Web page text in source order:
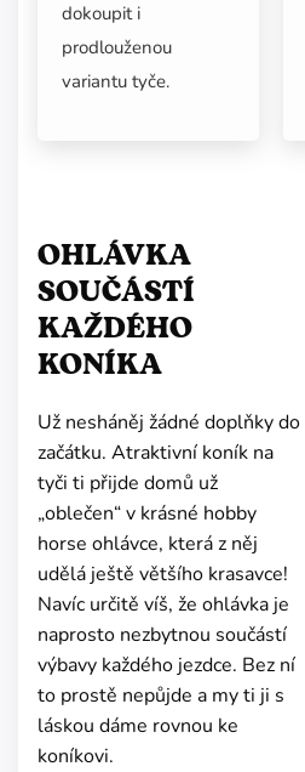
dokoupit i
prodlouženou
variantu tyče.
OHLÁVKA
SOUČÁSTÍ
KAŽDÉHO
KONÍKA
Už nesháněj žádné doplňky do
začátku. Atraktivní koník na
tyči ti přijde domů už
„oblečen“ v krásné hobby
horse ohlávce, která z něj
udělá ještě většího krasavce!
Navíc určitě víš, že ohlávka je
naprosto nezbytnou součástí
výbavy každého jezdce. Bez ní
to prostě nepůjde a my ti ji s
láskou dáme rovnou ke
koníkovi.